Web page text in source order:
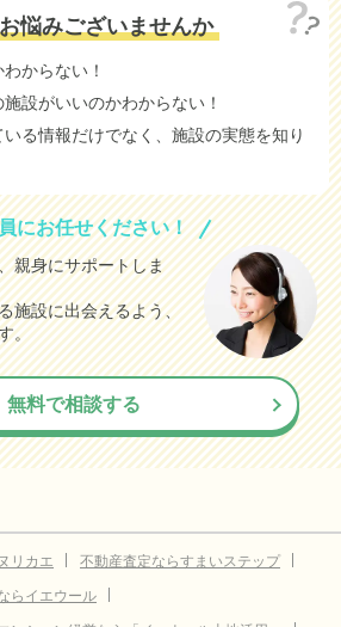
悩みございませんか
からない！
設がいいのかわからない！
る情報だけでなく、施設の実態を知り
にお任せください！
親身にサポートしま
施設に出会えるよう、
。
無料で相談する
リカエ
不動産査定ならすまいステップ
らイエウール